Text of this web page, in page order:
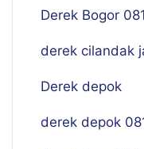
Derek Bogor
derek cilandak
Derek depok
derek depok